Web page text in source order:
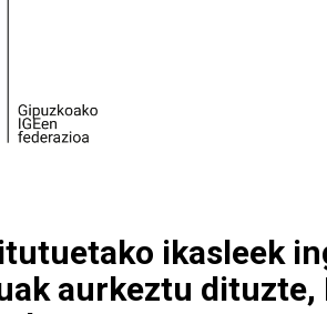
ikasleek
aurkeztu dituzte,